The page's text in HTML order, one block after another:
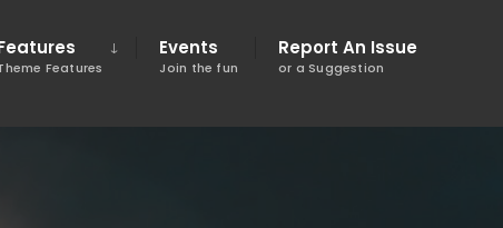
Features
Events
Join the fun
Report An Issue
or a Suggestion